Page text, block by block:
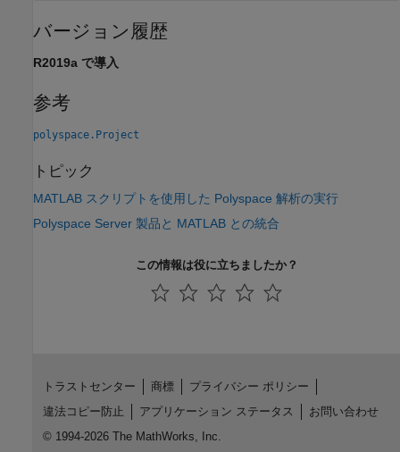
バージョン履歴
R2019a で導入
参考
polyspace.Project
トピック
MATLAB スクリプトを使用した Polyspace 解析の実行
Polyspace Server 製品と MATLAB との統合
この情報は役に立ちましたか？
トラストセンター 商標
プライバシー ポリシー
違法コピー防止
アプリケーション ステータス
お問い合わせ
© 1994-2026 The MathWorks, Inc.